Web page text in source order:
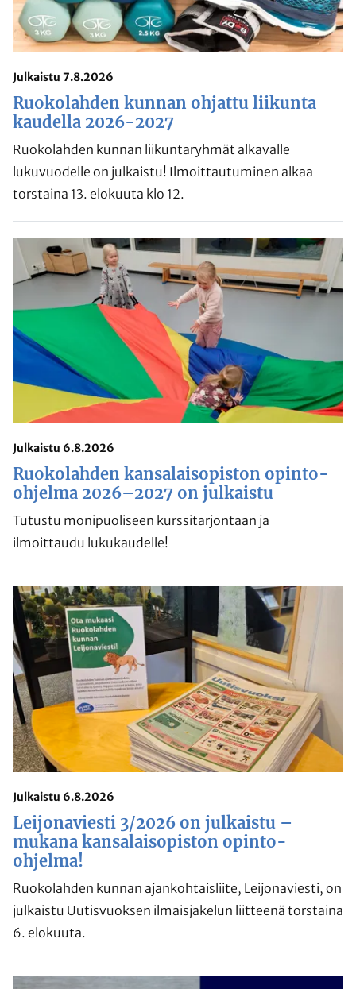
Julkaistu 7.8.2026
Ruokolahden kunnan ohjattu liikunta
kaudella 2026-2027
Ruokolahden kunnan liikuntaryhmät alkavalle
lukuvuodelle on julkaistu! Ilmoittautuminen alkaa
torstaina 13. elokuuta klo 12.
Julkaistu 6.8.2026
Ruokolahden kansalaisopiston opinto-
ohjelma 2026–2027 on julkaistu
Tutustu monipuoliseen kurssitarjontaan ja
ilmoittaudu lukukaudelle!
Julkaistu 6.8.2026
Leijonaviesti 3/2026 on julkaistu –
mukana kansalaisopiston opinto-
ohjelma!
Ruokolahden kunnan ajankohtaisliite, Leijonaviesti, on
julkaistu Uutisvuoksen ilmaisjakelun liitteenä torstaina
6. elokuuta.